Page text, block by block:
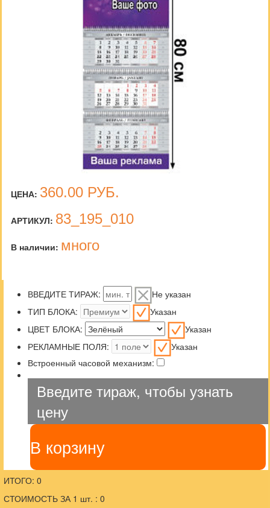
ЦЕНА: 360.00 РУБ.
АРТИКУЛ: 83_195_010
В наличии: много
ВВЕДИТЕ ТИРАЖ:
Не указан
ТИП БЛОКА:
Указан
ЦВЕТ БЛОКА:
Указан
РЕКЛАМНЫЕ ПОЛЯ:
Указан
Встроенный часовой механизм:
Введите тираж, чтобы узнать
цену
В корзину
ИТОГО: 0
СТОИМОСТЬ ЗА 1 шт. : 0